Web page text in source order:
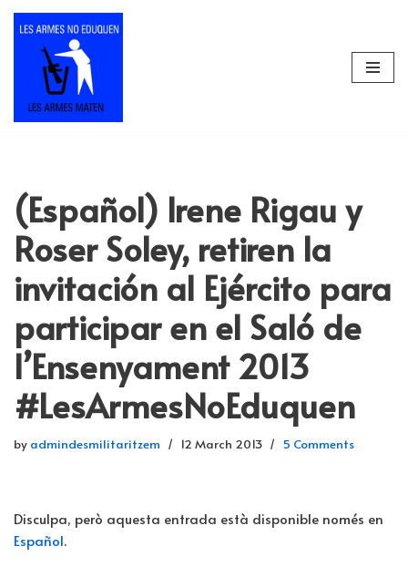
content
(Español) Irene Rigau y
Roser Soley, retiren la
invitación al Ejército para
participar en el Saló de
l’Ensenyament 2013
#LesArmesNoEduquen
by admindesmilitaritzem 12 March 2013 5 Comments
Disculpa, però aquesta entrada està disponible només en
Español.